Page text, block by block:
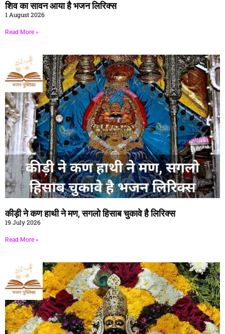
शिव का सावन आया है भजन लिरिक्स
1 August 2026
Read More »
कीड़ी ने कण हाथी ने मण, सगलो हिसाब चुकावे है लिरिक्स
19 July 2026
Read More »